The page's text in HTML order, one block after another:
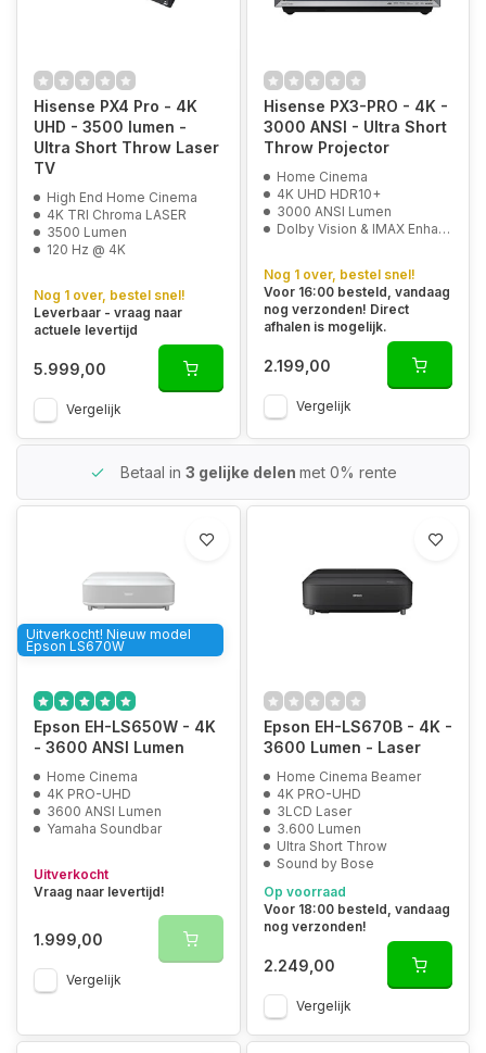
Hisense PX4 Pro - 4K
UHD - 3500 lumen -
Ultra Short Throw Laser
TV
High End Home Cinema
4K TRI Chroma LASER
3500 Lumen
120 Hz @ 4K
Nog 1 over, bestel snel!
Leverbaar - vraag naar
actuele levertijd
5.999,00
Vergelijk
Hisense PX3-PRO - 4K -
3000 ANSI - Ultra Short
Throw Projector
Home Cinema
4K UHD HDR10+
3000 ANSI Lumen
Dolby Vision & IMAX Enhanced
Nog 1 over, bestel snel!
Voor 16:00 besteld, vandaag
nog verzonden! Direct
afhalen is mogelijk.
2.199,00
Vergelijk
Betaal in 3 gelijke delen met 0% rente
Uitverkocht! Nieuw model
Epson LS670W
Epson EH-LS650W - 4K
- 3600 ANSI Lumen
Home Cinema
4K PRO-UHD
3600 ANSI Lumen
Yamaha Soundbar
Uitverkocht
Vraag naar levertijd!
1.999,00
Vergelijk
Epson EH-LS670B - 4K -
3600 Lumen - Laser
Home Cinema Beamer
4K PRO-UHD
3LCD Laser
3.600 Lumen
Ultra Short Throw
Sound by Bose
Op voorraad
Voor 18:00 besteld, vandaag
nog verzonden!
2.249,00
Vergelijk